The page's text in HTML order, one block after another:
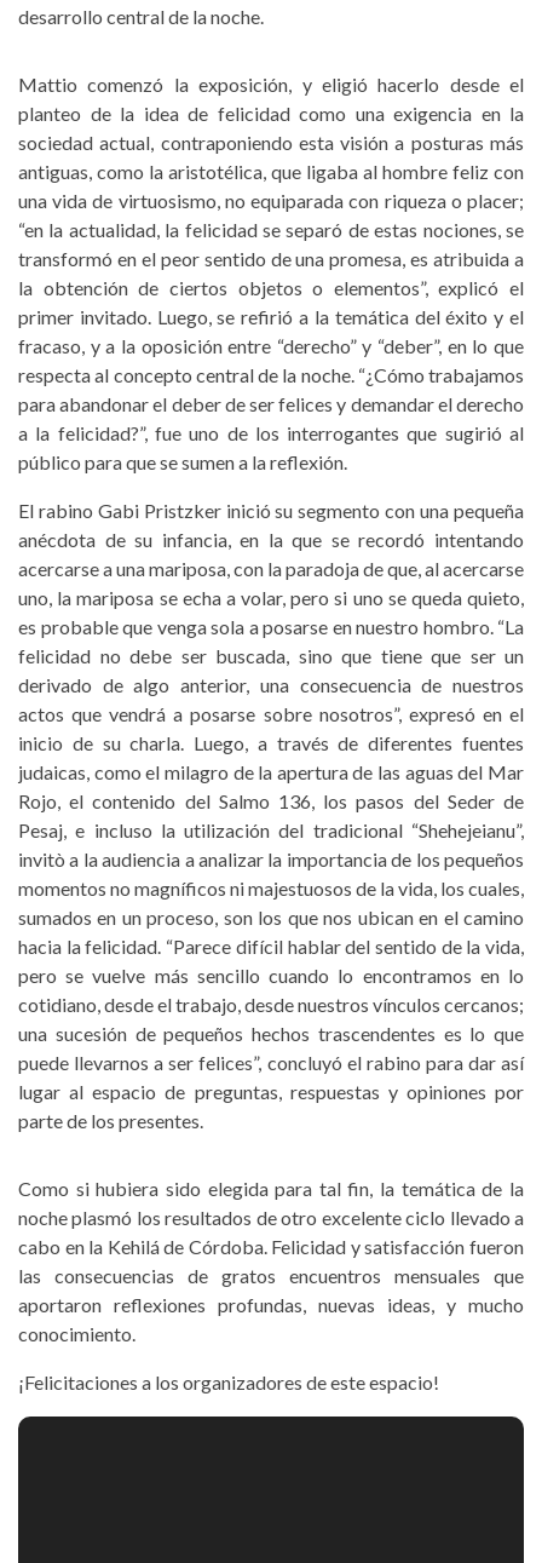
desarrollo central de la noche.
Mattio comenzó la exposición, y eligió hacerlo desde el
planteo de la idea de felicidad como una exigencia en la
sociedad actual, contraponiendo esta visión a posturas más
antiguas, como la aristotélica, que ligaba al hombre feliz con
una vida de virtuosismo, no equiparada con riqueza o placer;
“en la actualidad, la felicidad se separó de estas nociones, se
transformó en el peor sentido de una promesa, es atribuida a
la obtención de ciertos objetos o elementos”, explicó el
primer invitado. Luego, se refirió a la temática del éxito y el
fracaso, y a la oposición entre “derecho” y “deber”, en lo que
respecta al concepto central de la noche. “¿Cómo trabajamos
para abandonar el deber de ser felices y demandar el derecho
a la felicidad?”, fue uno de los interrogantes que sugirió al
público para que se sumen a la reflexión.
El rabino Gabi Pristzker inició su segmento con una pequeña
anécdota de su infancia, en la que se recordó intentando
acercarse a una mariposa, con la paradoja de que, al acercarse
uno, la mariposa se echa a volar, pero si uno se queda quieto,
es probable que venga sola a posarse en nuestro hombro. “La
felicidad no debe ser buscada, sino que tiene que ser un
derivado de algo anterior, una consecuencia de nuestros
actos que vendrá a posarse sobre nosotros”, expresó en el
inicio de su charla. Luego, a través de diferentes fuentes
judaicas, como el milagro de la apertura de las aguas del Mar
Rojo, el contenido del Salmo 136, los pasos del Seder de
Pesaj, e incluso la utilización del tradicional “Shehejeianu”,
invitò a la audiencia a analizar la importancia de los pequeños
momentos no magníficos ni majestuosos de la vida, los cuales,
sumados en un proceso, son los que nos ubican en el camino
hacia la felicidad. “Parece difícil hablar del sentido de la vida,
pero se vuelve más sencillo cuando lo encontramos en lo
cotidiano, desde el trabajo, desde nuestros vínculos cercanos;
una sucesión de pequeños hechos trascendentes es lo que
puede llevarnos a ser felices”, concluyó el rabino para dar así
lugar al espacio de preguntas, respuestas y opiniones por
parte de los presentes.
Como si hubiera sido elegida para tal fin, la temática de la
noche plasmó los resultados de otro excelente ciclo llevado a
cabo en la Kehilá de Córdoba. Felicidad y satisfacción fueron
las consecuencias de gratos encuentros mensuales que
aportaron reflexiones profundas, nuevas ideas, y mucho
conocimiento.
¡Felicitaciones a los organizadores de este espacio!